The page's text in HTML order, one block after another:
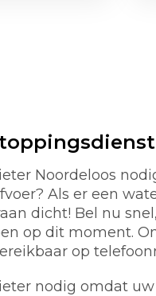
Noordeloos
Als er een
dicht! Bel nu
op dit moment.
op
nodig omdat